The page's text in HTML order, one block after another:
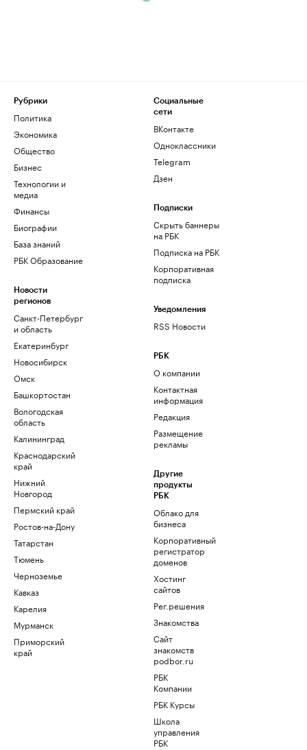
Рубрики
Политика
Экономика
Общество
Бизнес
Технологии и
медиа
Финансы
Биографии
База знаний
РБК Образование
Новости
регионов
Санкт-Петербург
и область
Екатеринбург
Новосибирск
Омск
Башкортостан
Вологодская
область
Калининград
Краснодарский
край
Нижний
Новгород
Пермский край
Ростов-на-Дону
Татарстан
Тюмень
Черноземье
Кавказ
Карелия
Мурманск
Приморский
край
Социальные
сети
ВКонтакте
Одноклассники
Telegram
Дзен
Подписки
Скрыть баннеры
на РБК
Подписка на РБК
Корпоративная
подписка
Уведомления
RSS Новости
РБК
О компании
Контактная
информация
Редакция
Размещение
рекламы
Другие
продукты
РБК
Облако для
бизнеса
Корпоративный
регистратор
доменов
Хостинг
сайтов
Рег.решения
Знакомства
Сайт
знакомств
podbor.ru
РБК
Компании
РБК Курсы
Школа
управления
РБК